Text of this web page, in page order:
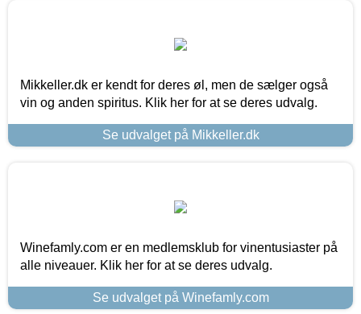
Mikkeller.dk er kendt for deres øl, men de sælger også
vin og anden spiritus. Klik her for at se deres udvalg.
Se udvalget på Mikkeller.dk
Winefamly.com er en medlemsklub for vinentusiaster på
alle niveauer. Klik her for at se deres udvalg.
Se udvalget på Winefamly.com